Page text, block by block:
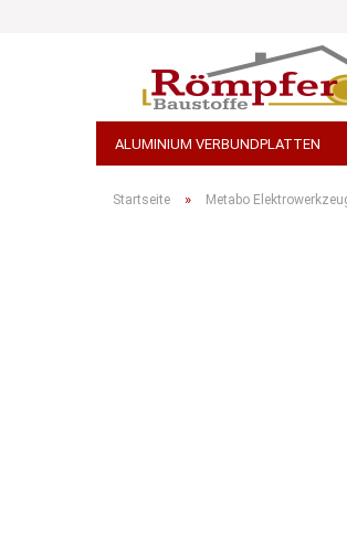
ALUMINIUM VERBUNDPLATTEN
Startseite » Metabo